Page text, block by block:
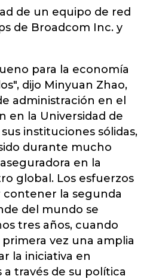
de un equipo de red
de Broadcom Inc. y
para la economía
dijo Minyuan Zhao,
administración en el
en la Universidad de
instituciones sólidas,
durante mucho
en la
global. Los esfuerzos
la segunda
del mundo se
tres años, cuando
vez una amplia
la iniciativa en
través de su política